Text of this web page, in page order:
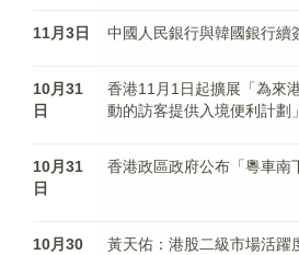
11月3日 中國人民銀行與韓國銀行續
10月31
日
香港11月1日起擴展「為來
動的訪客提供入境便利計劃」
10月31
日
香港政區政府公布「粵車南
10月30
黃天佑：港股二級市場活躍